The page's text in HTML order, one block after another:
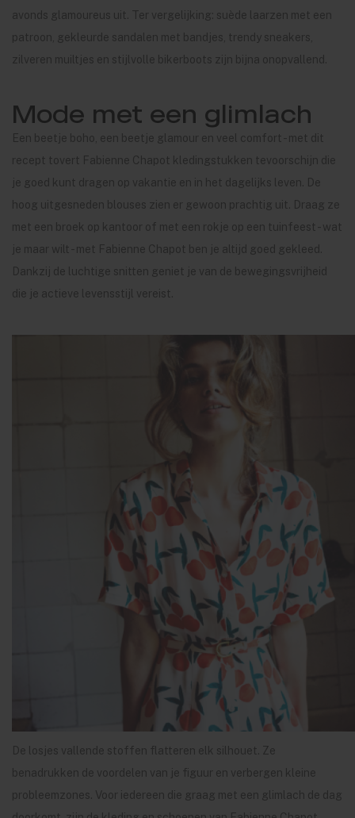
avonds glamoureus uit. Ter vergelijking: suède laarzen met een
patroon, gekleurde sandalen met bandjes, trendy sneakers,
zilveren muiltjes en stijlvolle bikerboots zijn bijna onopvallend.
Mode met een glimlach
Een beetje boho, een beetje glamour en veel comfort - met dit
recept tovert Fabienne Chapot kledingstukken tevoorschijn die
je goed kunt dragen op vakantie en in het dagelijks leven. De
hoog uitgesneden blouses zien er gewoon prachtig uit. Draag ze
met een broek op kantoor of met een rokje op een tuinfeest - wat
je maar wilt - met Fabienne Chapot ben je altijd goed gekleed.
Dankzij de luchtige snitten geniet je van de bewegingsvrijheid
die je actieve levensstijl vereist.
De losjes vallende stoffen flatteren elk silhouet. Ze
benadrukken de voordelen van je figuur en verbergen kleine
probleemzones. Voor iedereen die graag met een glimlach de dag